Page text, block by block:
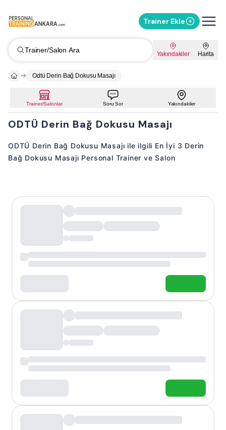
Trainer Ekle
Trainer/Salon Ara Yakındakiler Harita
Odtü Derin Bağ Dokusu Masajı
Trainer/Salonlar Soru Sor Yakındakiler
ODTÜ Derin Bağ Dokusu Masajı
ODTÜ Derin Bağ Dokusu Masajı ile ilgili En İyi 3 Derin
Bağ Dokusu Masajı Personal Trainer ve Salon